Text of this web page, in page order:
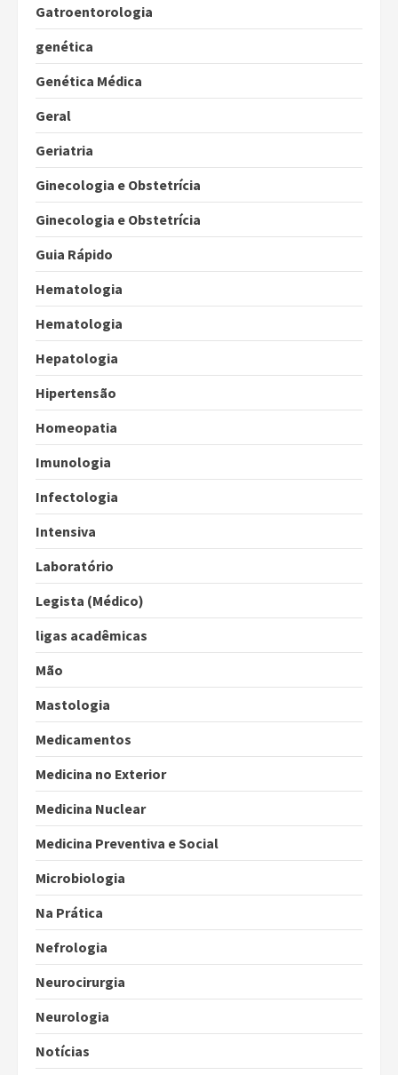
Gatroentorologia
genética
Genética Médica
Geral
Geriatria
Ginecologia e Obstetrícia
Ginecologia e Obstetrícia
Guia Rápido
Hematologia
Hematologia
Hepatologia
Hipertensão
Homeopatia
Imunologia
Infectologia
Intensiva
Laboratório
Legista (Médico)
ligas acadêmicas
Mão
Mastologia
Medicamentos
Medicina no Exterior
Medicina Nuclear
Medicina Preventiva e Social
Microbiologia
Na Prática
Nefrologia
Neurocirurgia
Neurologia
Notícias